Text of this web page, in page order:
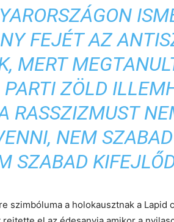
FEJÉT AZ
MERT
ZÖLD
RASSZIZMUST
NEM
SZABAD
szimbóluma a holokausztnak a